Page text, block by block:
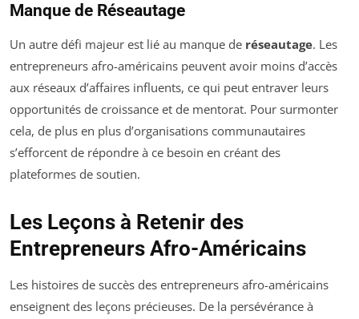
Manque de Réseautage
Un autre défi majeur est lié au manque de réseautage. Les
entrepreneurs afro-américains peuvent avoir moins d’accès
aux réseaux d’affaires influents, ce qui peut entraver leurs
opportunités de croissance et de mentorat. Pour surmonter
cela, de plus en plus d’organisations communautaires
s’efforcent de répondre à ce besoin en créant des
plateformes de soutien.
Les Leçons à Retenir des
Entrepreneurs Afro-Américains
Les histoires de succès des entrepreneurs afro-américains
enseignent des leçons précieuses. De la persévérance à